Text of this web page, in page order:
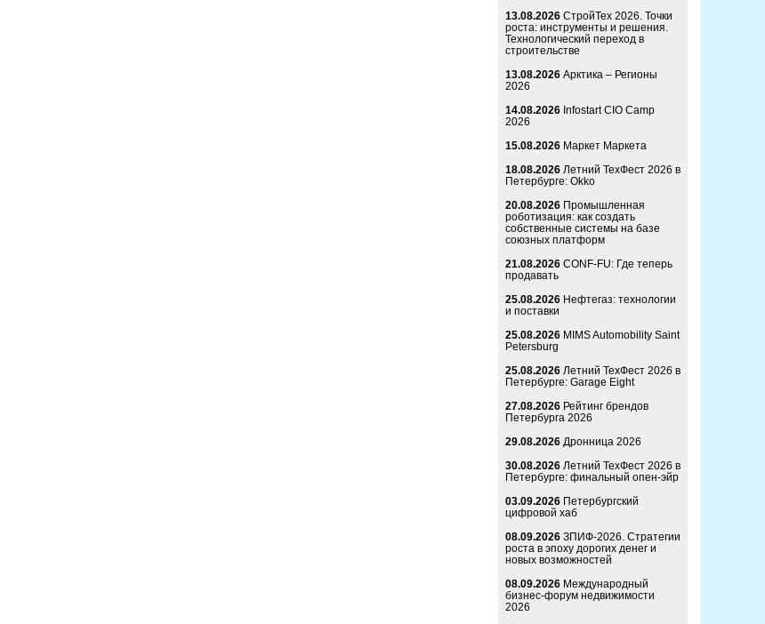
13.08.2026 СтройТех 2026. Точки
роста: инструменты и решения.
Технологический переход в
строительстве
13.08.2026 Арктика – Регионы
2026
14.08.2026 Infostart CIO Camp
2026
15.08.2026 Маркет Маркета
18.08.2026 Летний ТехФест 2026 в
Петербурге: Okko
20.08.2026 Промышленная
роботизация: как создать
собственные системы на базе
союзных платформ
21.08.2026 CONF-FU: Где теперь
продавать
25.08.2026 Нефтегаз: технологии
и поставки
25.08.2026 MIMS Automobility Saint
Petersburg
25.08.2026 Летний ТехФест 2026 в
Петербурге: Garage Eight
27.08.2026 Рейтинг брендов
Петербурга 2026
29.08.2026 Дронница 2026
30.08.2026 Летний ТехФест 2026 в
Петербурге: финальный опен-эйр
03.09.2026 Петербургский
цифровой хаб
08.09.2026 ЗПИФ-2026. Стратегии
роста в эпоху дорогих денег и
новых возможностей
08.09.2026 Международный
бизнес-форум недвижимости
2026